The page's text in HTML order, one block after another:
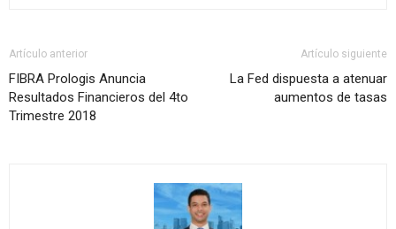
Artículo anterior
FIBRA Prologis Anuncia
Resultados Financieros del 4to
Trimestre 2018
Artículo siguiente
La Fed dispuesta a atenuar
aumentos de tasas